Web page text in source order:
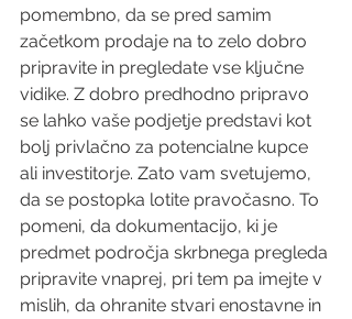
pomembno, da se pred samim
začetkom prodaje na to zelo dobro
pripravite in pregledate vse ključne
vidike. Z dobro predhodno pripravo
se lahko vaše podjetje predstavi kot
bolj privlačno za potencialne kupce
ali investitorje. Zato vam svetujemo,
da se postopka lotite pravočasno. To
pomeni, da dokumentacijo, ki je
predmet področja skrbnega pregleda
pripravite vnaprej, pri tem pa imejte v
mislih, da ohranite stvari enostavne in